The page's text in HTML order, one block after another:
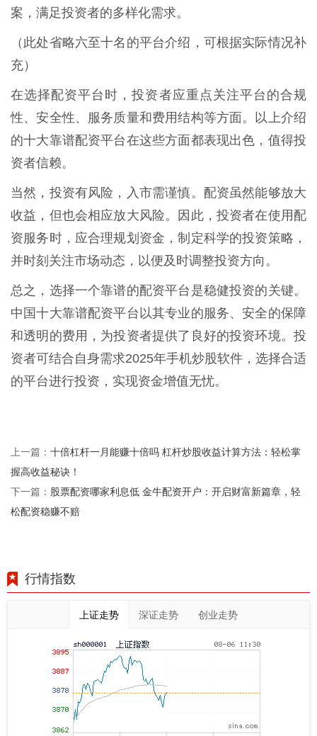
案，满足投资者的多样化需求。
（此处省略六至十名的平台介绍，可根据实际情况补
充）
在选择配资平台时，投资者应重点关注平台的合规
性、安全性、服务质量和费用结构等方面。以上介绍
的十大靠谱配资平台在这些方面都表现出色，值得投
资者信赖。
当然，投资有风险，入市需谨慎。配资虽然能够放大
收益，但也会相应放大风险。因此，投资者在使用配
资服务时，应合理规划资金，制定科学的投资策略，
并时刻关注市场动态，以便及时调整投资方向。
总之，选择一个靠谱的配资平台是稳健投资的关键。
中国十大靠谱配资平台以其专业的服务、安全的保障
和透明的费用，为投资者提供了良好的投资环境。投
资者可结合自身需求2025年手机炒股软件，选择合适
的平台进行投资，实现资金增值无忧。
上一篇： 十倍杠杆一月能赚十倍吗 杠杆炒股收益计算方法：轻松掌
握高收益秘诀！
下一篇： 股票配资哪家利息低 金牛配资开户：开启财富新篇章，轻
松配资稳赚不赔
行情指数
上证走势 深证走势 创业走势